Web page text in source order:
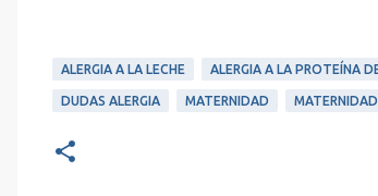
ALERGIA A LA LECHE ALERGIA A LA PROTEÍNA
DUDAS ALERGIA MATERNIDAD